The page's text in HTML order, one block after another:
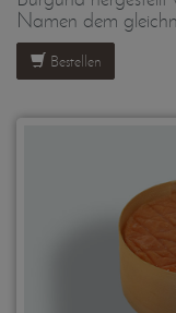
Namen dem
Bestellen